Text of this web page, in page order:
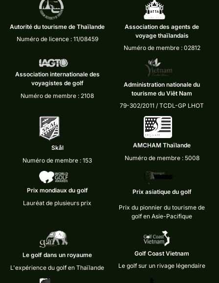
Autorité du tourisme de Thaïlande
Numéro de licence : 11/08459
Association des agents de
voyage thaïlandais
Numéro de membre : 02812
Association internationale des
voyagistes de golf
Numéro de membre : 2108
Administration nationale du
tourisme du Viêt Nam
79-302/2011 / TCDL-GP LHOT
Skål
Numéro de membre : 153
AMCHAM Thaïlande
Numéro de membre : 5008
Prix mondiaux du golf
Lauréat de plusieurs prix
Prix asiatique du golf
Prix du pionnier du tourisme de
golf en Asie-Pacifique
Le golf dans un royaume
L'expérience du golf en Thaïlande
Golf Coast Vietnam
Le golf sur un rivage légendaire